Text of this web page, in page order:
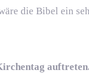
die Bibel ein